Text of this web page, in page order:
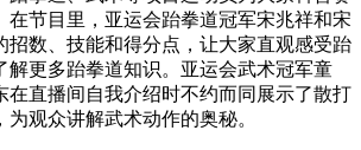
在节目里，亚运会跆拳道冠军宋兆祥和宋
招数、技能和得分点，让大家直观感受跆
解更多跆拳道知识。亚运会武术冠军童
在直播间自我介绍时不约而同展示了散打
观众讲解武术动作的奥秘。